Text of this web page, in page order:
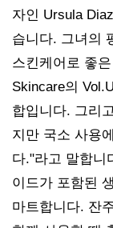
자인 Ursula
습니다. 그녀의
스킨케어로 좋
Skincare의
합입니다. 그리
지만 국소 사용
다."라고 말합니
이드가 포함된
마트합니다. 잔